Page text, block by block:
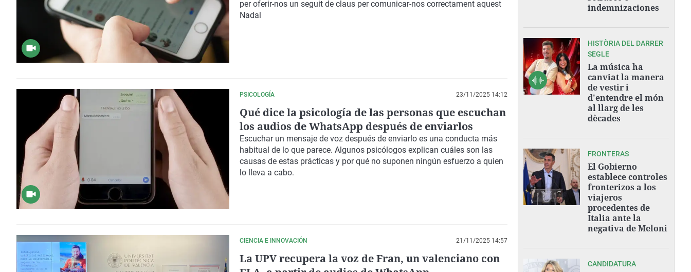
per oferir-nos un seguit de claus per comunicar-nos correctament aquest
Nadal
PSICOLOGÍA 23/11/2025 14:12
Qué dice la psicología de las personas que escuchan
los audios de WhatsApp después de enviarlos
Escuchar un mensaje de voz después de enviarlo es una conducta más
habitual de lo que parece. Algunos psicólogos explican cuáles son las
causas de estas prácticas y por qué no suponen ningún esfuerzo a quien
lo lleva a cabo.
CIENCIA E INNOVACIÓN 21/11/2025 14:57
La UPV recupera la voz de Fran, un valenciano con
indemnizaciones
HISTÒRIA DEL DARRER
SEGLE
La música ha
canviat la manera
de vestir i
d'entendre el món
al llarg de les
dècades
FRONTERAS
El Gobierno
establece controles
fronterizos a los
viajeros
procedentes de
Italia ante la
negativa de Meloni
CANDIDATURA